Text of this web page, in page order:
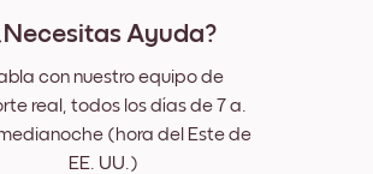
Ayuda?
con nuestro equipo de
real, todos los días de 7 a.
(hora del Este de
EE. UU.)